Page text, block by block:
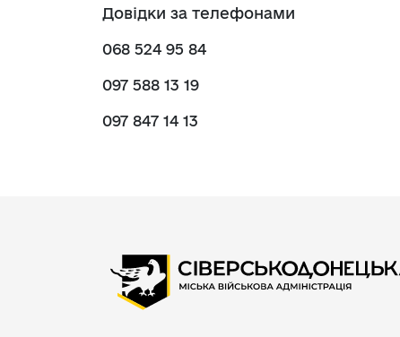
Довідки за телефонами
068 524 95 84
097 588 13 19
097 847 14 13